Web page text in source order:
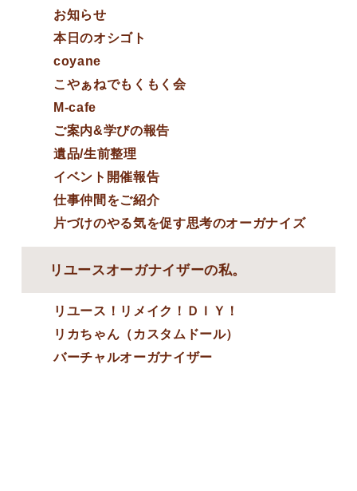
お知らせ
本日のオシゴト
coyane
こやぁねでもくもく会
M-cafe
ご案内&学びの報告
遺品/生前整理
イベント開催報告
仕事仲間をご紹介
片づけのやる気を促す思考のオーガナイズ
リユースオーガナイザーの私。
リユース！リメイク！ＤＩＹ！
リカちゃん（カスタムドール）
バーチャルオーガナイザー